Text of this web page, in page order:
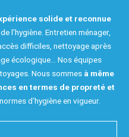
solide et reconnue
l’hygiène. Entretien ménager,
difficiles, nettoyage après
écologique… Nos équipes
Nous sommes à même
en termes de propreté et
d’hygiène en vigueur.